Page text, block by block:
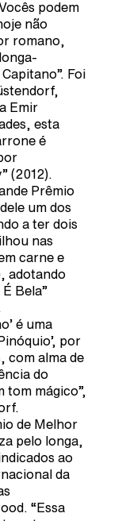
podem
não
romano,
Foi
Emir
esta
é
(2012).
Prêmio
um dos
a ter dois
nas
carne e
adotando
Bela”
é uma
por
com alma de
do
tom mágico”,
de Melhor
pelo longa,
ao
da
“Essa